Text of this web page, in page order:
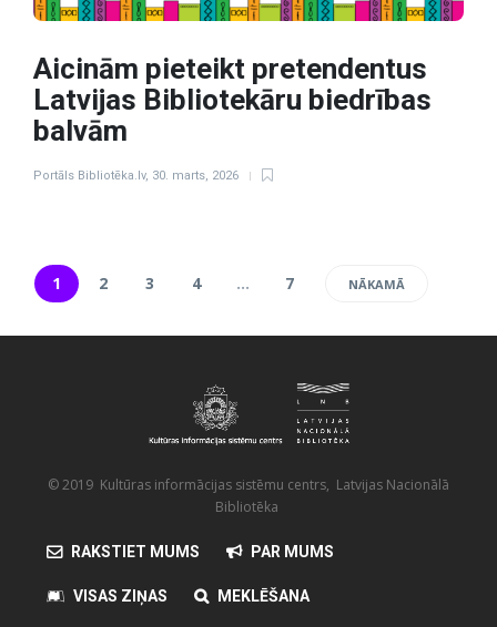
Aicinām pieteikt pretendentus
Latvijas Bibliotekāru biedrības
balvām
Portāls Bibliotēka.lv, 30. marts, 2026
1 2 3 4 … 7 NĀKAMĀ
© 2019 Kultūras informācijas sistēmu centrs, Latvijas Nacionālā
Bibliotēka
RAKSTIET MUMS PAR MUMS
VISAS ZIŅAS MEKLĒŠANA